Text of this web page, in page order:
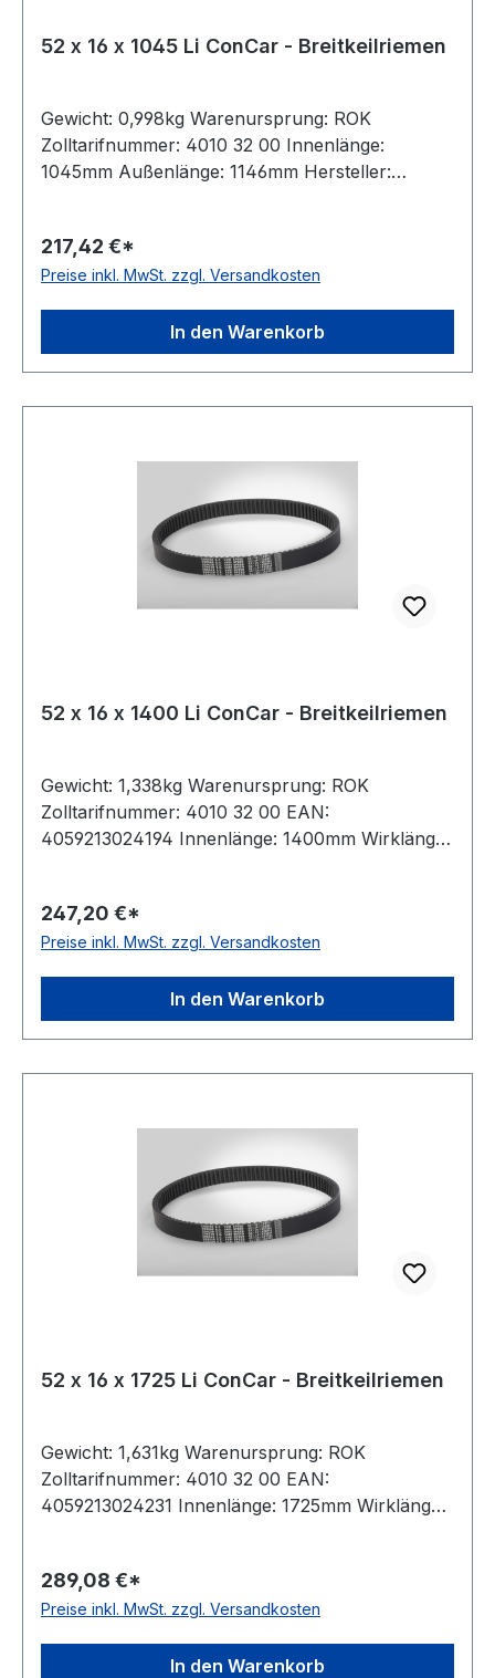
52 x 16 x 1045 Li ConCar - Breitkeilriemen
Gewicht: 0,998kg Warenursprung: ROK
Zolltarifnummer: 4010 32 00 Innenlänge:
1045mm Außenlänge: 1146mm Hersteller:
52mm Höhe: 16mm Winkel: 27° Material:
Neoprene Zugstrang: Polyester
217,42 €*
Preise inkl. MwSt. zzgl. Versandkosten
In den Warenkorb
52 x 16 x 1400 Li ConCar - Breitkeilriemen
Gewicht: 1,338kg Warenursprung: ROK
Zolltarifnummer: 4010 32 00 EAN:
4059213024194 Innenlänge: 1400mm Wirklänge:
antistatisch: ja Norm: DIN 7719 / ISO 1604 Breite:
52mm Höhe: 16mm Winkel: 27° Material:
247,20 €*
Preise inkl. MwSt. zzgl. Versandkosten
In den Warenkorb
52 x 16 x 1725 Li ConCar - Breitkeilriemen
Gewicht: 1,631kg Warenursprung: ROK
Zolltarifnummer: 4010 32 00 EAN:
4059213024231 Innenlänge: 1725mm Wirklänge:
antistatisch: ja Norm: DIN 7719 / ISO 1604 Breite:
52mm Höhe: 16mm Winkel: 27° Material:
289,08 €*
Preise inkl. MwSt. zzgl. Versandkosten
In den Warenkorb